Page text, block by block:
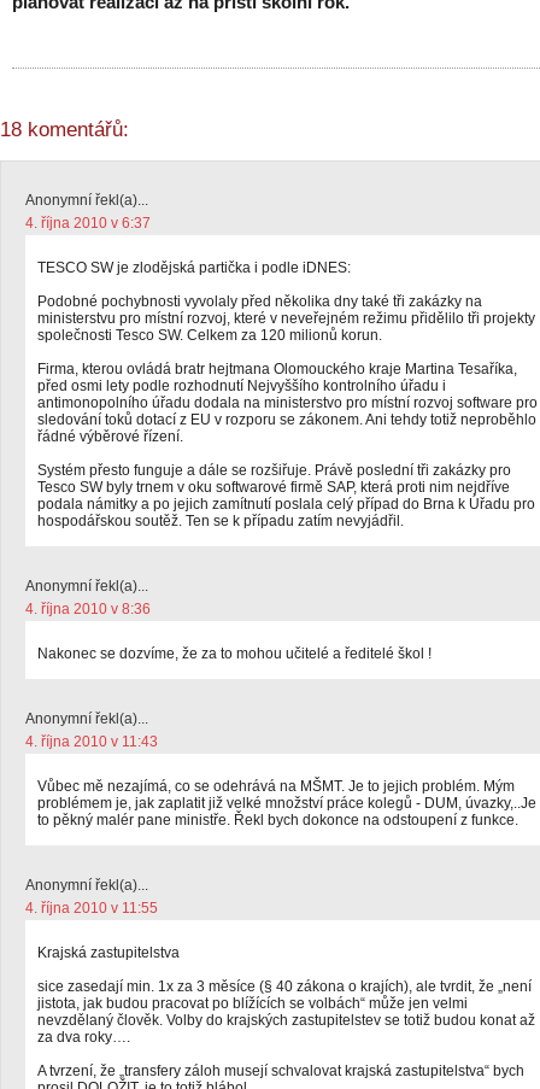
18 komentářů:
Anonymní řekl(a)...
4. října 2010 v 6:37
TESCO SW je zlodějská partička i podle iDNES:
Podobné pochybnosti vyvolaly před několika dny také tři zakázky na
ministerstvu pro místní rozvoj, které v neveřejném režimu přidělilo tři projekty
společnosti Tesco SW. Celkem za 120 milionů korun.
Firma, kterou ovládá bratr hejtmana Olomouckého kraje Martina Tesaříka,
před osmi lety podle rozhodnutí Nejvyššího kontrolního úřadu i
antimonopolního úřadu dodala na ministerstvo pro místní rozvoj software pro
sledování toků dotací z EU v rozporu se zákonem. Ani tehdy totiž neproběhlo
řádné výběrové řízení.
Systém přesto funguje a dále se rozšiřuje. Právě poslední tři zakázky pro
Tesco SW byly trnem v oku softwarové firmě SAP, která proti nim nejdříve
podala námitky a po jejich zamítnutí poslala celý případ do Brna k Úřadu pro
hospodářskou soutěž. Ten se k případu zatím nevyjádřil.
Anonymní řekl(a)...
4. října 2010 v 8:36
Nakonec se dozvíme, že za to mohou učitelé a ředitelé škol !
Anonymní řekl(a)...
4. října 2010 v 11:43
Vůbec mě nezajímá, co se odehrává na MŠMT. Je to jejich problém. Mým
problémem je, jak zaplatit již velké množství práce kolegů - DUM, úvazky,..Je
to pěkný malér pane ministře. Řekl bych dokonce na odstoupení z funkce.
Anonymní řekl(a)...
4. října 2010 v 11:55
Krajská zastupitelstva
sice zasedají min. 1x za 3 měsíce (§ 40 zákona o krajích), ale tvrdit, že „není
jistota, jak budou pracovat po blížících se volbách“ může jen velmi
nevzdělaný člověk. Volby do krajských zastupitelstev se totiž budou konat až
za dva roky….
A tvrzení, že „transfery záloh musejí schvalovat krajská zastupitelstva“ bych